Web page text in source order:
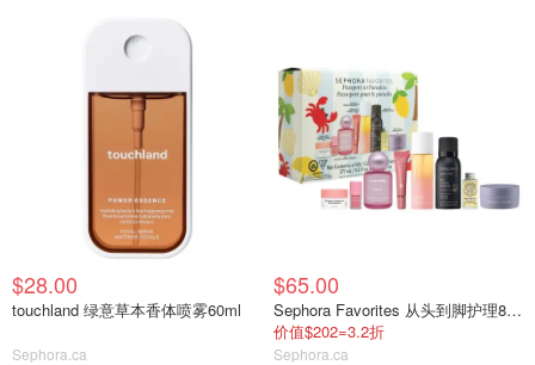
$28.00
touchland 绿意草本香体喷雾60ml
Sephora.ca
$65.00
Sephora Favorites 从头到脚护理8件套
价值$202=3.2折
Sephora.ca